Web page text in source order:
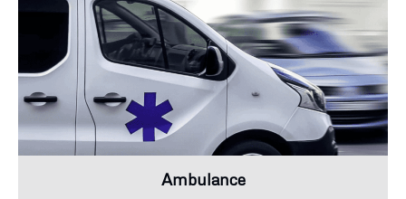
Ambulance